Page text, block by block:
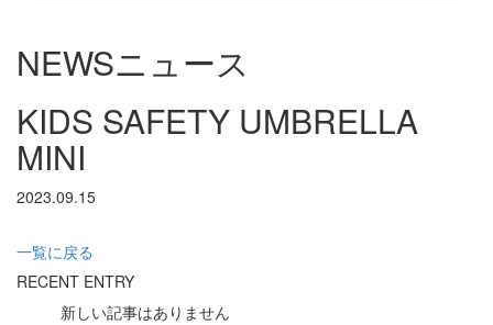
NEWSニュース
KIDS SAFETY UMBRELLA
MINI
2023.09.15
一覧に戻る
RECENT ENTRY
新しい記事はありません